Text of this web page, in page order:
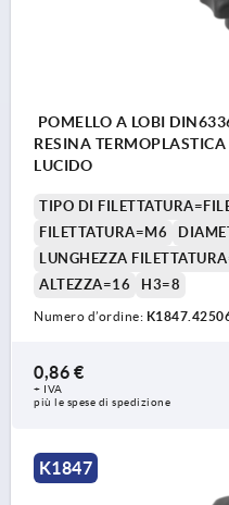
POMELLO A LOBI
RESINA
LUCIDO
TIPO DI
FILETTATURA=M6
LUNGHEZZA
ALTEZZA=16
H3=8
Numero d’ordine:
0,86 €
+ IVA
più le spese di spedizione
K1847